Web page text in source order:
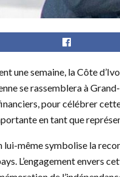
une semaine, la Côte
se rassemblera à
pour célébrer
en tant que
lui-même symbolise la
L’engagement envers